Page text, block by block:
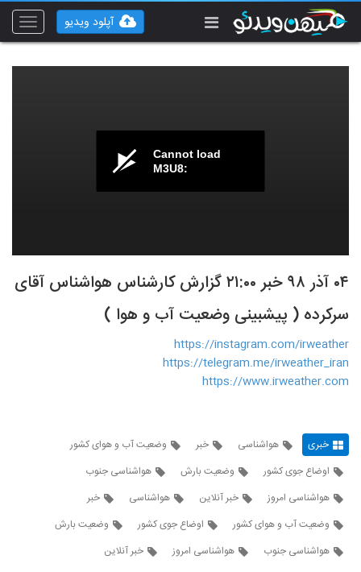
Toggle
آپلود ویدیو
Cannot load
M3U8:
۰۴ آذر ۹۸ خبر ۲۱‍:۰۰ گزارش کارشناس هواشناس آقای
سرکرده ( پیشبینی وضعیت آب و هوا )
https://instagram.com/irweather
https://telegram.me/irweather_iran
https://www.irweather.com
خبری هواشناسی خبر
وضعیت آب و هوای کشور
اوضاع جوی کشور
وضعیت بارش
هواشناسی جنوب
هواشناسی امروز
خبر آنلاین هواشناسی
خبر
وضعیت آب و هوای کشور
اوضاع جوی کشور
وضعیت بارش
هواشناسی جنوب
هواشناسی امروز خبر آنلاین